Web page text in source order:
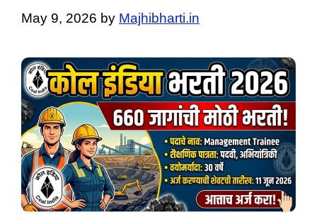
May 9, 2026 by Majhibharti.in